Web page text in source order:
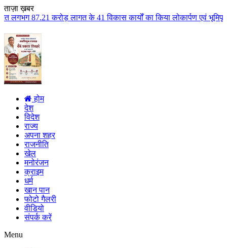
ताज़ा ख़बर
41 विकास कार्यों का किया लोकार्पण एवं भूमिपूजन कुलैथ क्षेत्र के
होम
देश
विदेश
राज्य
अपना शहर
राजनीति
खेल
मनोरंजन
क्राइम
धर्म
खान पान
फोटो गैलरी
वीडियो
संपर्क करें
Menu